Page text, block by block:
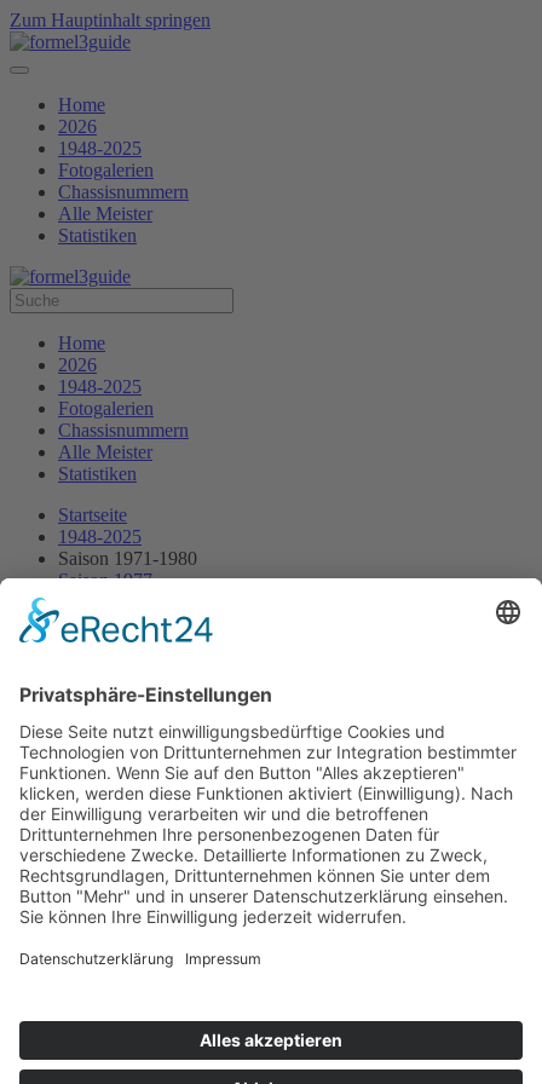
Zum Hauptinhalt springen
Home
2026
1948-2025
Fotogalerien
Chassisnummern
Alle Meister
Statistiken
Home
2026
1948-2025
Fotogalerien
Chassisnummern
Alle Meister
Statistiken
Startseite
1948-2025
Saison 1971-1980
Saison 1977
21.08.1977 - Schaumburg
Streckenskizze Programmheft
Alle Ergebnisse:
Nennungsliste
Ergebnis Rennen
Impressum
Jahrbuch